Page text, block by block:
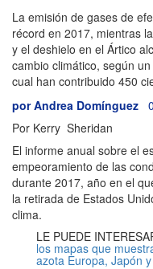
La emisión de gases de
récord en 2017, mientras
y el deshielo en el Ártico
cambio climático, según
cual han contribuido 450
porAndrea Domínguez
Por Kerry Sheridan
El informe anual sobre el
empeoramiento de las
durante 2017, año en el
la retirada de Estados
clima.
LE PUEDE
los mapas que
azota Europa, Japón